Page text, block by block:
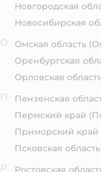
Новгородская
Новосибирская
Омская область
Оренбургская
Орловская
Пензенская
Пермский край
Приморский край
Псковская область
Ростовская